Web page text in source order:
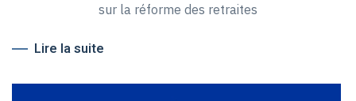
sur la réforme des retraites
Lire la suite